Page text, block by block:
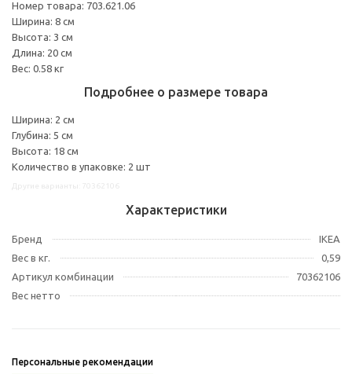
Номер товара: 703.621.06
Ширина: 8 см
Высота: 3 см
Длина: 20 см
Вес: 0.58 кг
Подробнее о размере товара
Ширина: 2 см
Глубина: 5 см
Высота: 18 см
Количество в упаковке: 2 шт
Характеристики
Бренд
IKEA
Вес в кг.
0,59
Артикул комбинации
70362106
Вес нетто
Персональные рекомендации